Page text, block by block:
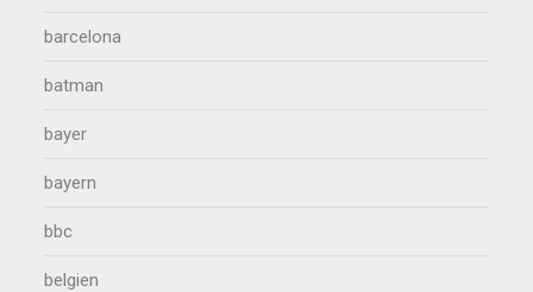
barcelona
batman
bayer
bayern
bbc
belgien